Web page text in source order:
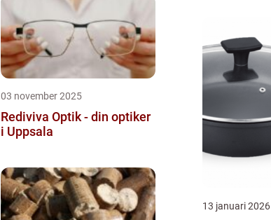
03 november 2025
Rediviva Optik - din optiker
i Uppsala
13 januari 2026